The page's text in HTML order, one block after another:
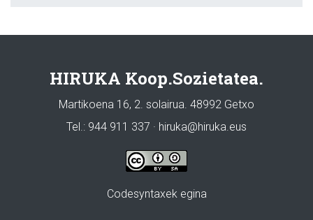
HIRUKA Koop.Sozietatea.
Martikoena 16, 2. solairua. 48992 Getxo
Tel.: 944 911 337 · hiruka@hiruka.eus
Codesyntaxek egina